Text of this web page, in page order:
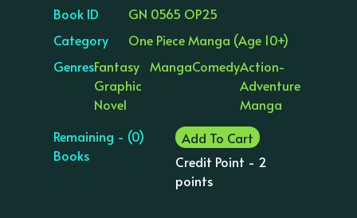
Book ID
GN 0565 OP25
Category
One Piece Manga (Age 10+)
GenresFantasy
Graphic
Novel
MangaComedyAction-
Adventure
Manga
Remaining - (0)
Books
Add To Cart
Credit Point - 2
points